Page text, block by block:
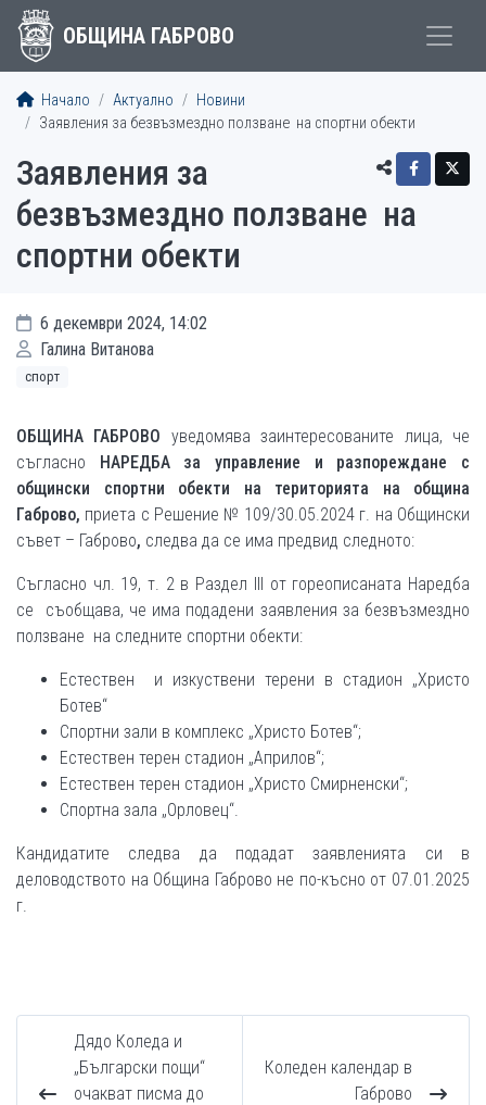
ОБЩИНА ГАБРОВО
Начало Актуално
Новини
Заявления за безвъзмездно ползване на спортни обекти
Заявления за
безвъзмездно ползване на
спортни обекти
6 декември 2024, 14:02
Галина Витанова
спорт
ОБЩИНА ГАБРОВО уведомява заинтересованите лица, че
съгласно НАРЕДБА за управление и разпореждане с
общински спортни обекти на територията на община
Габрово, приета с Решение № 109/30.05.2024 г. на Общински
съвет – Габрово, следва да се има предвид следното:
Съгласно чл. 19, т. 2 в Раздел III от гореописаната Наредба
се съобщава, че има подадени заявления за безвъзмездно
ползване на следните спортни обекти:
Естествен и изкуствени терени в стадион „Христо
Ботев“
Спортни зали в комплекс „Христо Ботев“;
Естествен терен стадион „Априлов“;
Естествен терен стадион „Христо Смирненски“;
Спортна зала „Орловец“.
Кандидатите следва да подадат заявленията си в
деловодството на Община Габрово не по-късно от 07.01.2025
г.
Дядо Коледа и
„Български пощи“
очакват писма до
Коледен календар в
Габрово